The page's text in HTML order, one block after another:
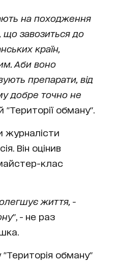
на походження
що завозиться до
країн,
Аби воно
препарати, від
добре точно не
"Території обману".
журналісти
Він оцінив
клас
життя, -
", - не раз
обману"